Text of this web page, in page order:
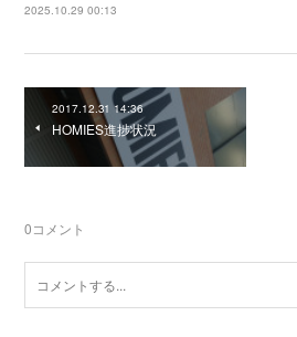
2025.10.29 00:13
2017.12.31 14:36
HOMIES進捗状況
0コメント